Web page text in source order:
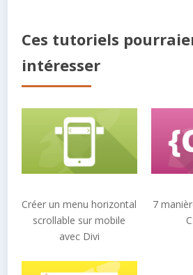
Ces tutoriels
intéresser
Créer un menu horizontal
scrollable sur mobile
avec Divi
7